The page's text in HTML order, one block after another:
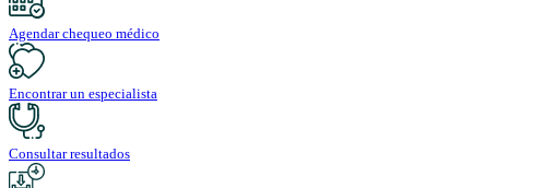
Agendar chequeo médico
Encontrar un especialista
Consultar resultados